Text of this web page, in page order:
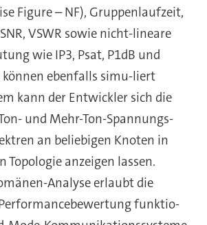
Figure – NF), Gruppenlaufzeit,
VSWR sowie nicht-lineare
wie IP3, Psat, P1dB und
ebenfalls simu-liert
kann der Entwickler sich die
und Mehr-Ton-Spannungs-
an beliebigen Knoten in
Topologie anzeigen lassen.
Analyse erlaubt die
funktio-